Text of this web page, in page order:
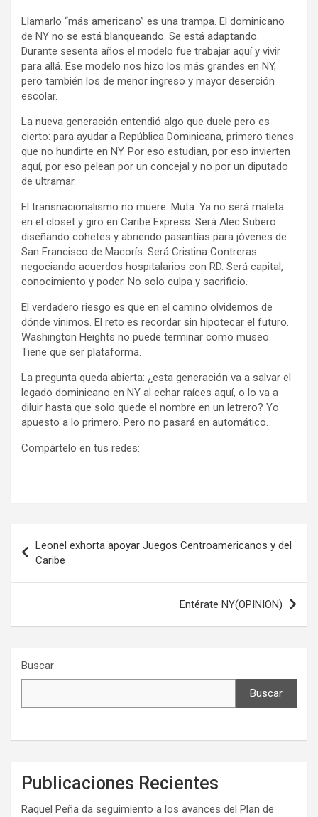
Llamarlo “más americano” es una trampa. El dominicano
de NY no se está blanqueando. Se está adaptando.
Durante sesenta años el modelo fue trabajar aquí y vivir
para allá. Ese modelo nos hizo los más grandes en NY,
pero también los de menor ingreso y mayor deserción
escolar.
La nueva generación entendió algo que duele pero es
cierto: para ayudar a República Dominicana, primero tienes
que no hundirte en NY. Por eso estudian, por eso invierten
aquí, por eso pelean por un concejal y no por un diputado
de ultramar.
El transnacionalismo no muere. Muta. Ya no será maleta
en el closet y giro en Caribe Express. Será Alec Subero
diseñando cohetes y abriendo pasantías para jóvenes de
San Francisco de Macorís. Será Cristina Contreras
negociando acuerdos hospitalarios con RD. Será capital,
conocimiento y poder. No solo culpa y sacrificio.
El verdadero riesgo es que en el camino olvidemos de
dónde vinimos. El reto es recordar sin hipotecar el futuro.
Washington Heights no puede terminar como museo.
Tiene que ser plataforma.
La pregunta queda abierta: ¿esta generación va a salvar el
legado dominicano en NY al echar raíces aquí, o lo va a
diluir hasta que solo quede el nombre en un letrero? Yo
apuesto a lo primero. Pero no pasará en automático.
Compártelo en tus redes:
de
entradas
Leonel exhorta apoyar Juegos Centroamericanos y del
Caribe
Entérate NY(OPINION)
Buscar
Buscar
Publicaciones Recientes
Raquel Peña da seguimiento a los avances del Plan de